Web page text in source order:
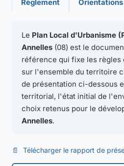
Règlement Orientations
Le Plan Local d'Urbanisme
Annelles (08) est le
référence qui fixe les
sur l'ensemble du territoire
de présentation ci-dessous
territorial, l'état initial de
choix retenus pour le
Annelles.
📄 Télécharger le rapport de